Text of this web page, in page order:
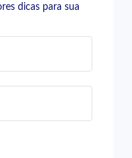
dicas para sua